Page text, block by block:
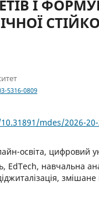
І
5316-0809
mdes/2026-
освіта, цифровий
EdTech, навчальна